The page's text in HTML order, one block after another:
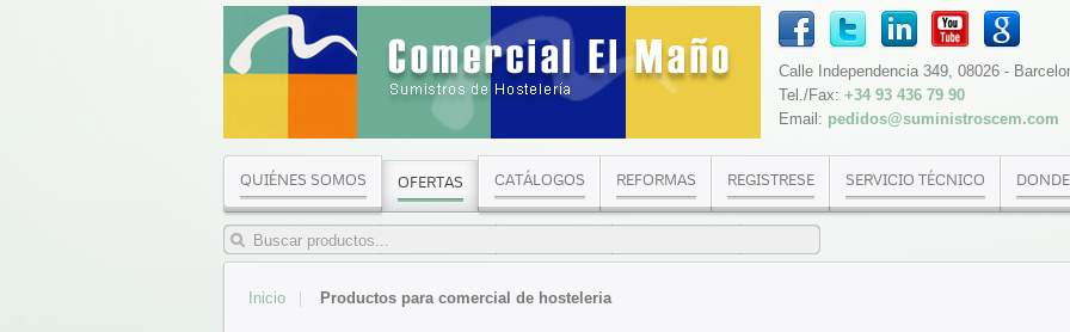
Calle Independencia 349, 08026 -
Tel./Fax: +34 93 436 79 90
Email: pedidos@suministroscem.com
QUIÉNES SOMOS OFERTAS CATÁLOGOS REFORMAS REGISTRESE SERVICIO TÉCNICO
Inicio Productos para comercial de hosteleria